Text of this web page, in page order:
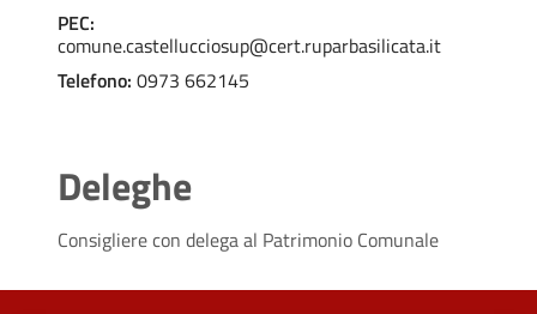
PEC:
comune.castellucciosup@cert.ruparbasilicata.it
Telefono: 0973 662145
Deleghe
Consigliere con delega al Patrimonio Comunale